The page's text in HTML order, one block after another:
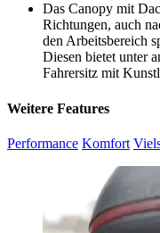
Das Canopy mit
Richtungen, auch
den Arbeitsbereich
Diesen bietet unter
Fahrersitz mit
Weitere Features
Performance Komfort